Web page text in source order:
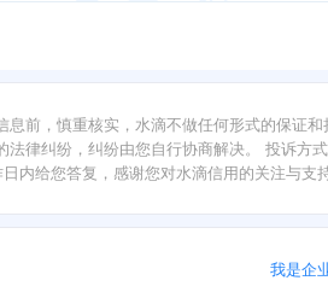
前，慎重核实，水滴不做任何形式的保证
律纠纷，纠纷由您自行协商解决。 投诉方式
内给您答复，感谢您对水滴信用的关注与支
我是企